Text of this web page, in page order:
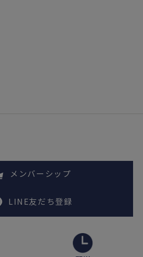
メンバーシップ
LINE友だち登録